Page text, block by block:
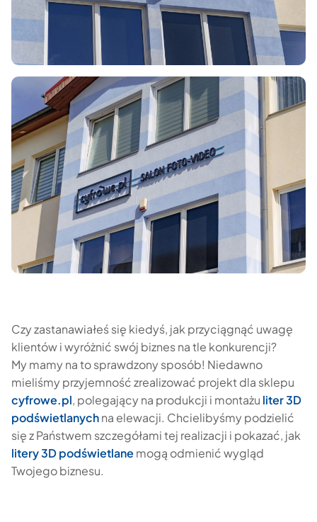
Czy zastanawiałeś się kiedyś, jak przyciągnąć uwagę
klientów i wyróżnić swój biznes na tle konkurencji?
My mamy na to sprawdzony sposób! Niedawno
mieliśmy przyjemność zrealizować projekt dla sklepu
cyfrowe.pl, polegający na produkcji i montażu liter 3D
podświetlanychna elewacji. Chcielibyśmy podzielić
się z Państwem szczegółami tej realizacji i pokazać, jak
litery 3D podświetlane mogą odmienić wygląd
Twojego biznesu.